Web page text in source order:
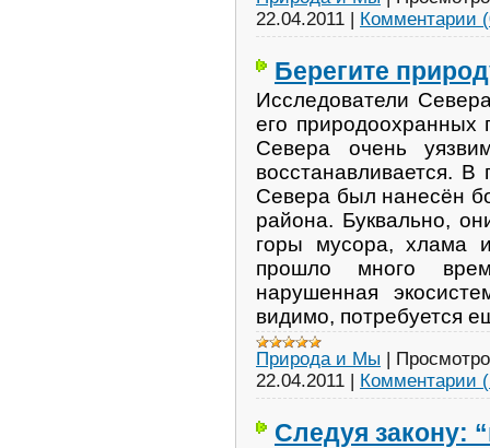
22.04.2011 | Комментарии
Берегите
Исследователи
его природоохранных
Севера очень
восстанавливается.
Севера был нанесён
района. Буквально,
горы мусора, хлама
прошло много
нарушенная
видимо, потребуется
Природа и Мы |
22.04.2011 | Комментарии
Следуя закону: